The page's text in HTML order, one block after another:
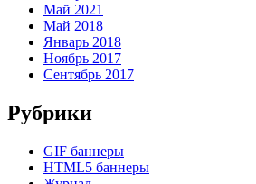
Май 2021
Май 2018
Январь 2018
Ноябрь 2017
Сентябрь 2017
Рубрики
GIF баннеры
HTML5 баннеры